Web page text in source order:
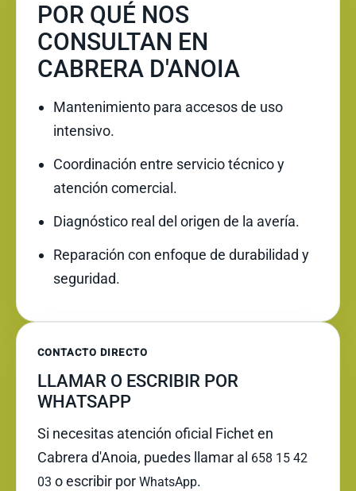
POR QUÉ NOS
CONSULTAN EN
CABRERA D'ANOIA
Mantenimiento para accesos de uso
intensivo.
Coordinación entre servicio técnico y
atención comercial.
Diagnóstico real del origen de la avería.
Reparación con enfoque de durabilidad y
seguridad.
CONTACTO DIRECTO
LLAMAR O ESCRIBIR POR
WHATSAPP
Si necesitas atención oficial Fichet en
Cabrera d'Anoia, puedes llamar al 658 15 42
03 o escribir por WhatsApp.